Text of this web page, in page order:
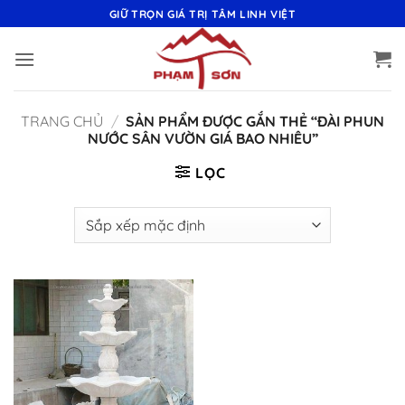
qua
nội
GIỮ TRỌN GIÁ TRỊ TÂM LINH VIỆT
TRANG CHỦ / SẢN PHẨM ĐƯỢC GẮN THẺ “ĐÀI PHUN
NƯỚC SÂN VƯỜN GIÁ BAO NHIÊU”
LỌC